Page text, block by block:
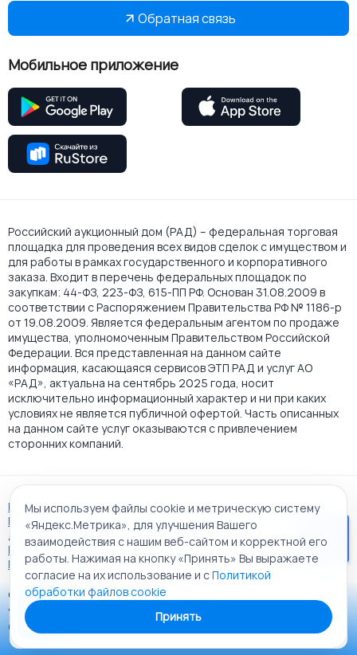
Обратная связь
Мобильное приложение
Российский аукционный дом (РАД) – федеральная торговая
площадка для проведения всех видов сделок с имуществом и
для работы в рамках государственного и корпоративного
заказа. Входит в перечень федеральных площадок по
закупкам: 44-ФЗ, 223-ФЗ, 615-ПП РФ. Основан 31.08.2009 в
соответствии с Распоряжением Правительства РФ № 1186-р
от 19.08.2009. Является федеральным агентом по продаже
имущества, уполномоченным Правительством Российской
Федерации. Вся представленная на данном сайте
информация, касающаяся сервисов ЭТП РАД и услуг АО
«РАД», актуальна на сентябрь 2025 года, носит
исключительно информационный характер и ни при каких
условиях не является публичной офертой. Часть описанных
на данном сайте услуг оказываются с привлечением
сторонних компаний.
Пользовательское соглашение
Политика АО "РАД" в отношении обработки персональных
данных
Политика обработки файлов cookie
Карта сайта
© 2009 - 2026 АО «Российский аукционный дом»
универсальная торговая площадка. Все права защищены.
Создание сайта: Alt It Solutions
Мы используем файлы cookie и метрическую систему
«Яндекс.Метрика», для улучшения Вашего
взаимодействия с нашим веб-сайтом и корректной его
работы. Нажимая на кнопку «Принять» Вы выражаете
согласие на их использование и сПолитикой
обработки файлов cookie
Принять
Приложение «РАД Каталог»
Теперь у вас в кармане все торги ЭТП РАД Lot-online